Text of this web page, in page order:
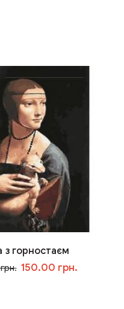
з горностаєм
150.00 грн.